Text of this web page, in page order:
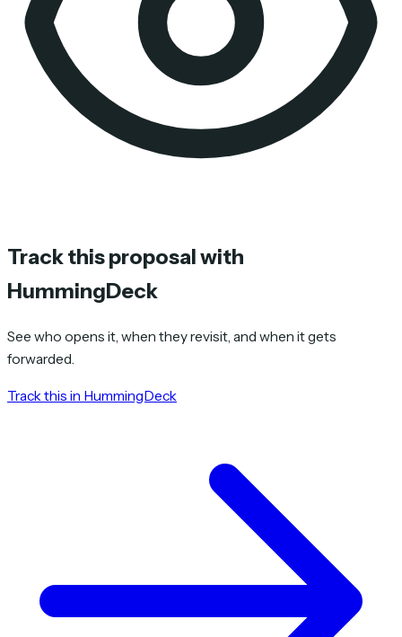
Track this proposal with
HummingDeck
See who opens it, when they revisit, and when it gets
forwarded.
Track this in HummingDeck